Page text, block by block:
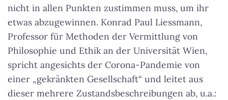
nicht in allen Punkten zustimmen muss, um ihr
etwas abzugewinnen. Konrad Paul Liessmann,
Professor für Methoden der Vermittlung von
Philosophie und Ethik an der Universität Wien,
spricht angesichts der Corona-Pandemie von
einer „gekränkten Gesellschaft“ und leitet aus
dieser mehrere Zustandsbeschreibungen ab, u.a.: